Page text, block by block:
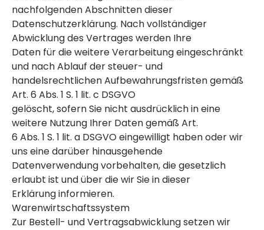
nachfolgenden Abschnitten dieser
Datenschutzerklärung. Nach vollständiger
Abwicklung des Vertrages werden Ihre
Daten für die weitere Verarbeitung eingeschränkt
und nach Ablauf der steuer- und
handelsrechtlichen Aufbewahrungsfristen gemäß
Art. 6 Abs. 1 S. 1 lit. c DSGVO
gelöscht, sofern Sie nicht ausdrücklich in eine
weitere Nutzung Ihrer Daten gemäß Art.
6 Abs. 1 S. 1 lit. a DSGVO eingewilligt haben oder wir
uns eine darüber hinausgehende
Datenverwendung vorbehalten, die gesetzlich
erlaubt ist und über die wir Sie in dieser
Erklärung informieren.
Warenwirtschaftssystem
Zur Bestell- und Vertragsabwicklung setzen wir